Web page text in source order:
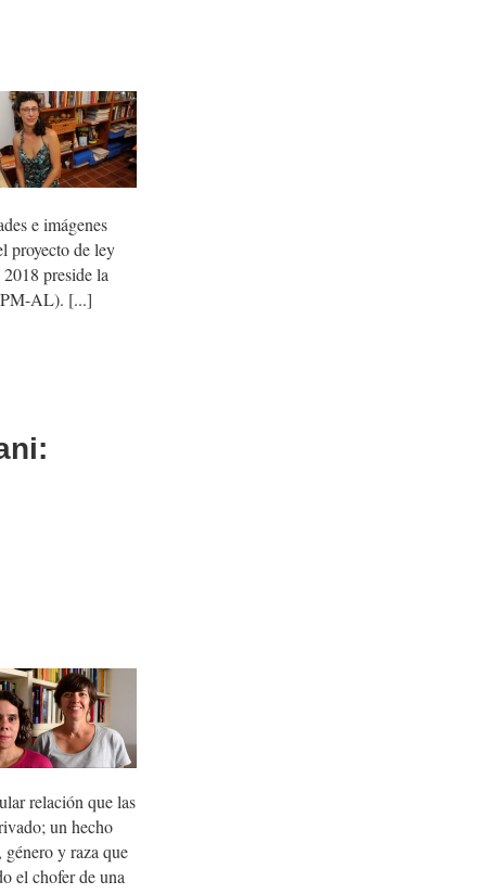
e imágenes
proyecto de ley
preside la
AL).
relación que las
un hecho
y raza que
el chofer de una